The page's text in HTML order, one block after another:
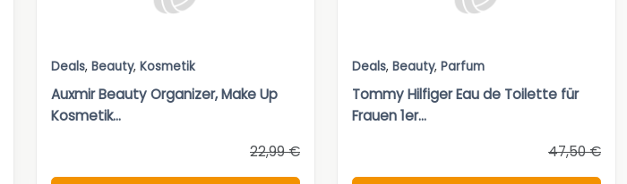
Deals, Beauty, Kosmetik
Auxmir Beauty Organizer, Make Up
Kosmetik...
22,99 €
Deals, Beauty, Parfum
Tommy Hilfiger Eau de Toilette für
Frauen 1er...
47,50 €